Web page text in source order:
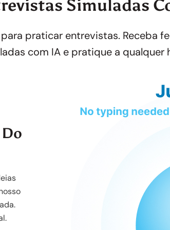
Simuladas
praticar entrevistas. Receba
com IA e pratique a qualquer